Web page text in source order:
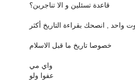
قاعدة تسئلين و الا تناجرين؟
واحد , انصحك بقراءة التاريخ أكثر
خصوصا تاريخ ما قبل الاسلام
واي مي
عفوا ولو